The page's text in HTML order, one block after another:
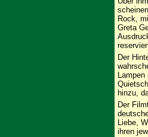
Rock,
Greta
Der
hinzu,
Der
Liebe,
ihren